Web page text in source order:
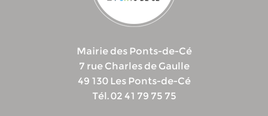
Mairie des Ponts-de-Cé
7 rue Charles de Gaulle
49 130 Les Ponts-de-Cé
Tél. 02 41 79 75 75